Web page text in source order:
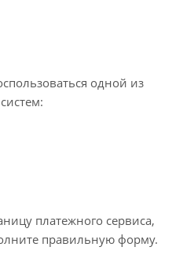
одной из
платежного сервиса,
правильную форму.